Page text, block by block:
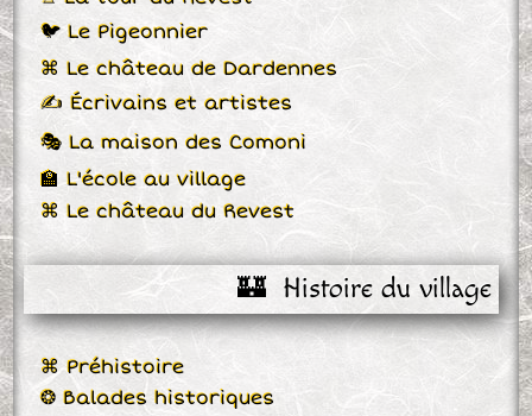
🐦 Le Pigeonnier
⌘ Le château de Dardennes
✍ Écrivains et artistes
🎭 La maison des Comoni
🏫 L'école au village
⌘ Le château du Revest
🏰  Histoire du village
⌘ Préhistoire
❂ Balades historiques